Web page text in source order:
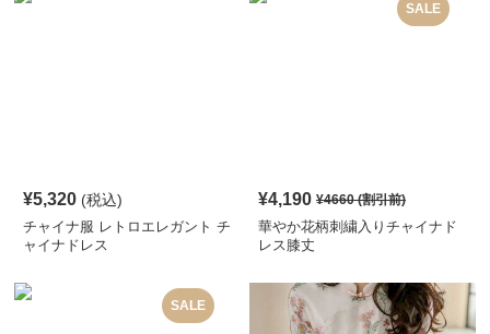
¥5,320 (税込)
チャイナ服 レトロエレガント チ
ャイナドレス
SALE
¥4,190 ¥4660(割引前)
華やか花柄刺繍入りチャイナド
レス膝丈
SALE